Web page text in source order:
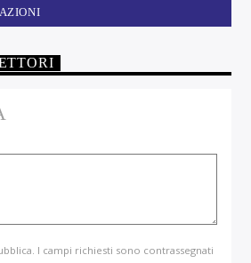
I campi richiesti sono contrassegnati